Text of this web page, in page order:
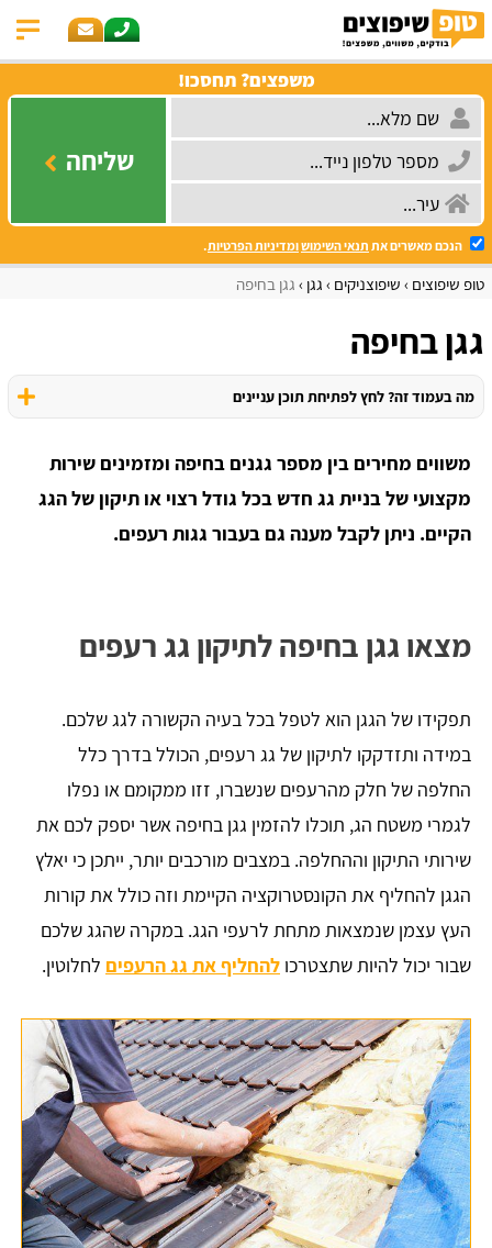
משפצים? תחסכו!
שליחה
הנכם מאשרים את תנאי השימושומדיניות הפרטיות.
טופ שיפוצים שיפוצניקים גגן גגן בחיפה
גגן בחיפה
מה בעמוד זה? לחץ לפתיחת תוכן עניינים
משווים מחירים בין מספר גגנים בחיפה ומזמינים שירות
מקצועי של בניית גג חדש בכל גודל רצוי או תיקון של הגג
הקיים. ניתן לקבל מענה גם בעבור גגות רעפים.
מצאו גגן בחיפה לתיקון גג רעפים
תפקידו של הגגן הוא לטפל בכל בעיה הקשורה לגג שלכם.
במידה ותזדקקו לתיקון של גג רעפים, הכולל בדרך כלל
החלפה של חלק מהרעפים שנשברו, זזו ממקומם או נפלו
לגמרי משטח הג, תוכלו להזמין גגן בחיפה אשר יספק לכם את
שירותי התיקון וההחלפה. במצבים מורכבים יותר, ייתכן כי יאלץ
הגגן להחליף את הקונסטרוקציה הקיימת וזה כולל את קורות
העץ עצמן שנמצאות מתחת לרעפי הגג. במקרה שהגג שלכם
שבור יכול להיות שתצטרכו להחליף את גג הרעפים לחלוטין.